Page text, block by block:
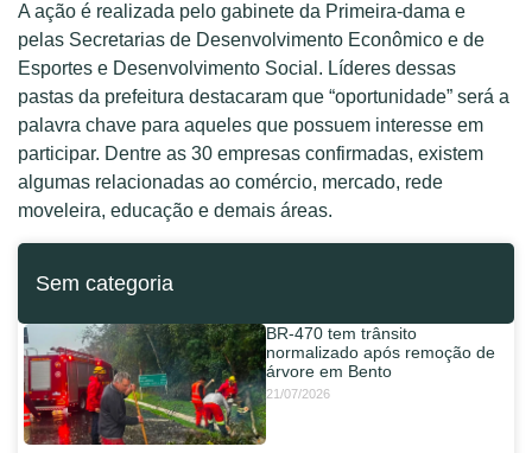
A ação é realizada pelo gabinete da Primeira-dama e
pelas Secretarias de Desenvolvimento Econômico e de
Esportes e Desenvolvimento Social. Líderes dessas
pastas da prefeitura destacaram que “oportunidade” será a
palavra chave para aqueles que possuem interesse em
participar. Dentre as 30 empresas confirmadas, existem
algumas relacionadas ao comércio, mercado, rede
moveleira, educação e demais áreas.
Sem categoria
BR-470 tem trânsito
normalizado após remoção de
árvore em Bento
21/07/2026